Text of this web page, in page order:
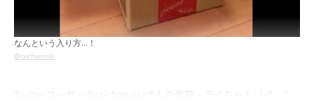
なんという入り方…！
@raichanniki
@raichannikiさん
の愛猫・ライちゃん（♂・2